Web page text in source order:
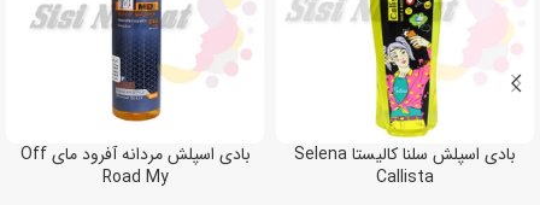
بادی اسپلش سلنا کالیستا Selena
Callista
بادی اسپلش مردانه آفرود مای Off
Road My